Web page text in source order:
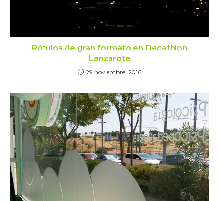
Rótulos de gran formato en Decathlon
Lanzarote
29 noviembre, 2016